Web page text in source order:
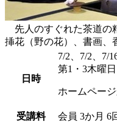
先人のすぐれた茶道の
挿花（野の花）、書画、
日時
7/2、7/2、7/
第1・3木曜
ホームペー
受講料 会員 3か月 6